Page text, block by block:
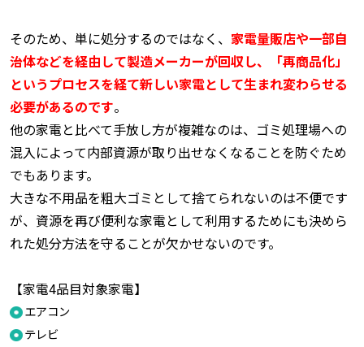
そのため、単に処分するのではなく、 家電量販店や一部自
治体などを経由して製造メーカーが回収し、「再商品化」
というプロセスを経て新しい家電として生まれ変わらせる
必要があるのです。
他の家電と比べて手放し方が複雑なのは、ゴミ処理場への
混入によって内部資源が取り出せなくなることを防ぐため
でもあります。
大きな不用品を粗大ゴミとして捨てられないのは不便です
が、資源を再び便利な家電として利用するためにも決めら
れた処分方法を守ることが欠かせないのです。
【家電4品目対象家電】
エアコン
テレビ